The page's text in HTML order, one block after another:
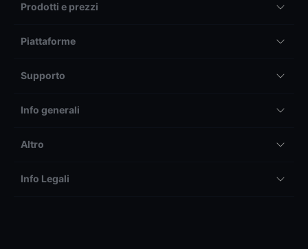
Prodotti e prezzi
Piattaforme
Supporto
Info generali
Altro
Info Legali